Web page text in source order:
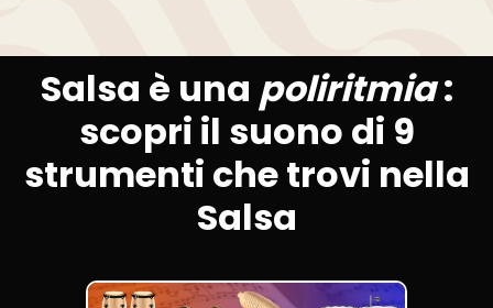
Salsa è una poliritmia:
scopri il suono di 9
strumenti che trovi nella
Salsa